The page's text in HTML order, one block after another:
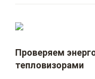
Проверяем
тепловизорами